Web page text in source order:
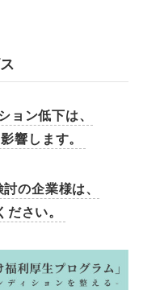
ョン低下は、
響します。
の企業様は、
さい。